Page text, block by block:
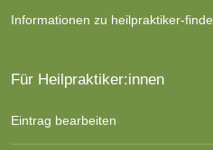
Informationen zu heilpraktiker-
Für Heilpraktiker:innen
Eintrag bearbeiten